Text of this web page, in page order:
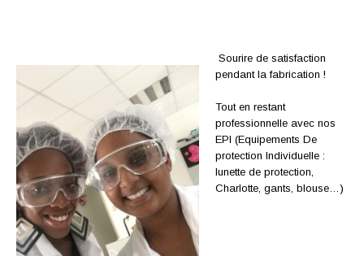
Sourire de satisfaction
pendant la fabrication !
Tout en restant
professionnelle avec nos
EPI (Equipements De
protection Individuelle :
lunette de protection,
Charlotte, gants, blouse…)